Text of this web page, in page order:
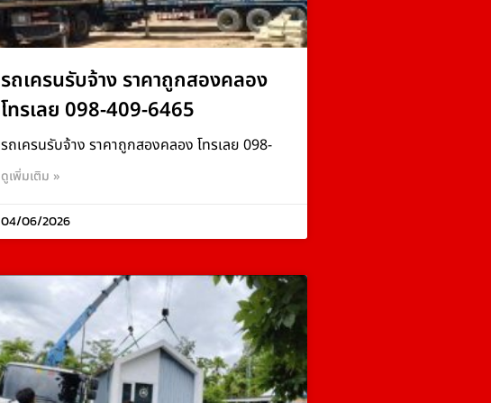
รถเครนรับจ้าง ราคาถูกสองคลอง
โทรเลย 098-409-6465
รถเครนรับจ้าง ราคาถูกสองคลอง โทรเลย 098-
ดูเพิ่มเติม »
04/06/2026